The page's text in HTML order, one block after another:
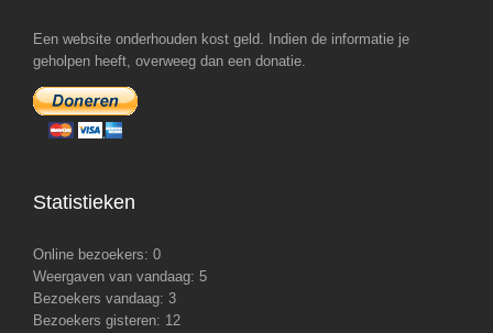
Een website onderhouden kost geld. Indien de informatie je
geholpen heeft, overweeg dan een donatie.
Statistieken
Online bezoekers: 0
Weergaven van vandaag: 5
Bezoekers vandaag: 3
Bezoekers gisteren: 12